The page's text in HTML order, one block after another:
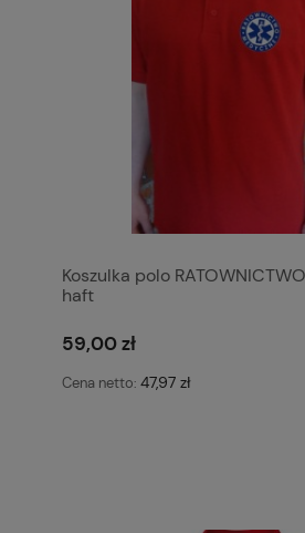
Koszulka polo
haft
59,00 zł
Cena netto: 47,97 zł